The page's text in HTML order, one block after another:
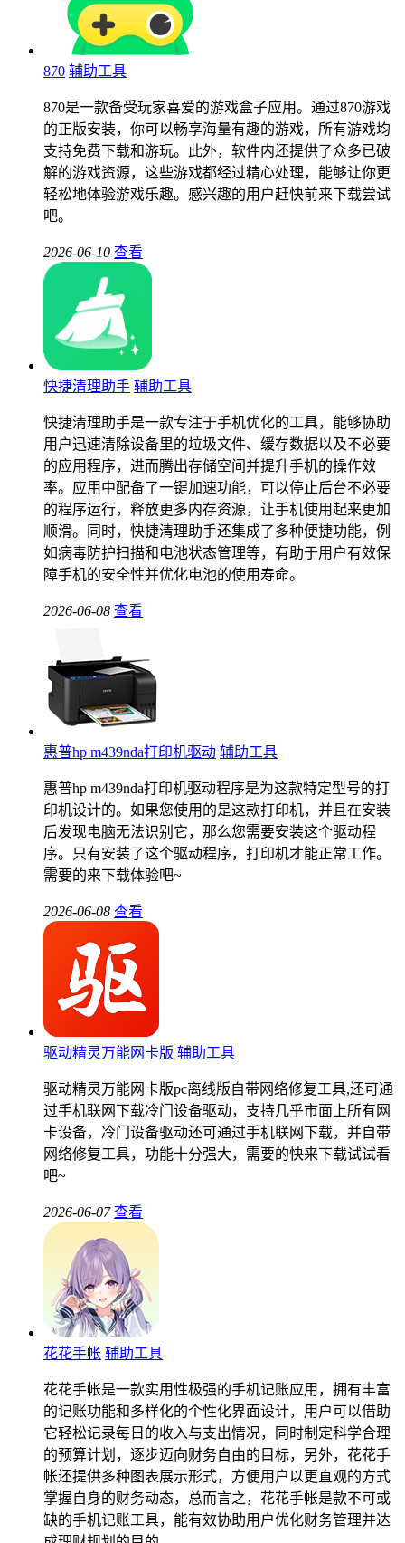
870 辅助工具
870是一款备受玩家喜爱的游戏盒子应用。通过870游戏
的正版安装，你可以畅享海量有趣的游戏，所有游戏均
支持免费下载和游玩。此外，软件内还提供了众多已破
解的游戏资源，这些游戏都经过精心处理，能够让你更
轻松地体验游戏乐趣。感兴趣的用户赶快前来下载尝试
吧。
2026-06-10 查看
快捷清理助手 辅助工具
快捷清理助手是一款专注于手机优化的工具，能够协助
用户迅速清除设备里的垃圾文件、缓存数据以及不必要
的应用程序，进而腾出存储空间并提升手机的操作效
率。应用中配备了一键加速功能，可以停止后台不必要
的程序运行，释放更多内存资源，让手机使用起来更加
顺滑。同时，快捷清理助手还集成了多种便捷功能，例
如病毒防护扫描和电池状态管理等，有助于用户有效保
障手机的安全性并优化电池的使用寿命。
2026-06-08 查看
惠普hp m439nda打印机驱动 辅助工具
惠普hp m439nda打印机驱动程序是为这款特定型号的打
印机设计的。如果您使用的是这款打印机，并且在安装
后发现电脑无法识别它，那么您需要安装这个驱动程
序。只有安装了这个驱动程序，打印机才能正常工作。
需要的来下载体验吧~
2026-06-08 查看
驱动精灵万能网卡版 辅助工具
驱动精灵万能网卡版pc离线版自带网络修复工具,还可通
过手机联网下载冷门设备驱动，支持几乎市面上所有网
卡设备，冷门设备驱动还可通过手机联网下载，并自带
网络修复工具，功能十分强大，需要的快来下载试试看
吧~
2026-06-07 查看
花花手帐 辅助工具
花花手帐是一款实用性极强的手机记账应用，拥有丰富
的记账功能和多样化的个性化界面设计，用户可以借助
它轻松记录每日的收入与支出情况，同时制定科学合理
的预算计划，逐步迈向财务自由的目标，另外，花花手
帐还提供多种图表展示形式，方便用户以更直观的方式
掌握自身的财务动态，总而言之，花花手帐是款不可或
缺的手机记账工具，能有效协助用户优化财务管理并达